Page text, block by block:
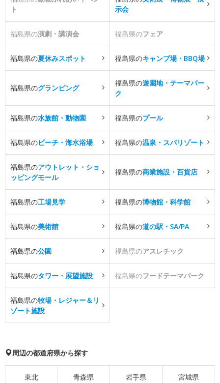
ト
示会
福島県の演劇・講演会 福島県のフェア
福島県の夏休みスポット 福島県のキャンプ場・BBQ場
福島県のグランピング
福島県の遊園地・テーマパー
ク
福島県の水族館・動物園 福島県のプール
福島県のビーチ・海水浴場 福島県の温泉・スパリゾート
福島県のアウトレット・ショ
ッピングモール
福島県の商業施設・百貨店
福島県の工場見学 福島県の博物館・科学館
福島県の美術館 福島県の道の駅・SA/PA
福島県の公園 福島県のアスレチック
福島県のタワー・展望施設 福島県のフードテーマパーク
福島県の牧場・レジャー＆リ
ゾート施設
周辺の都道府県から探す
東北 青森県 岩手県 宮城県